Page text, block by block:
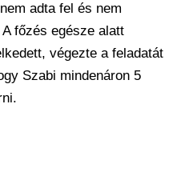
adta fel és nem
főzés egésze alatt
végezte a feladatát
Szabi mindenáron 5